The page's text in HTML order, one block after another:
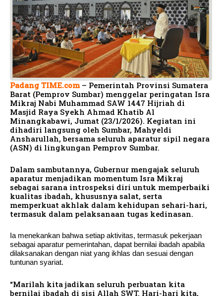
Padang TIME.com– Pemerintah Provinsi Sumatera
Barat (Pemprov Sumbar) menggelar peringatan Isra
Mikraj Nabi Muhammad SAW 1447 Hijriah di
Masjid Raya Syekh Ahmad Khatib Al
Minangkabawi, Jumat (23/1/2026). Kegiatan ini
dihadiri langsung oleh Sumbar, Mahyeldi
Ansharullah, bersama seluruh aparatur sipil negara
(ASN) di lingkungan Pemprov Sumbar.
Dalam sambutannya, Gubernur mengajak seluruh
aparatur menjadikan momentum Isra Mikraj
sebagai sarana introspeksi diri untuk memperbaiki
kualitas ibadah, khususnya salat, serta
memperkuat akhlak dalam kehidupan sehari-hari,
termasuk dalam pelaksanaan tugas kedinasan.
Ia menekankan bahwa setiap aktivitas, termasuk pekerjaan
sebagai aparatur pemerintahan, dapat bernilai ibadah apabila
dilaksanakan dengan niat yang ikhlas dan sesuai dengan
tuntunan syariat.
“Marilah kita jadikan seluruh perbuatan kita
bernilai ibadah di sisi Allah SWT. Hari-hari kita,